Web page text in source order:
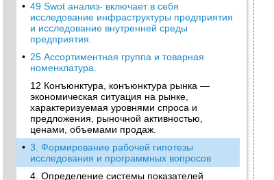
• 49 Swot анализ- включает в себя
исследование инфраструктуры предприятия
и исследование внутренней среды
предприятия.
• 25 Ассортиментная группа и товарная
номенклатура.
12 Конъюнктура, конъюнктура рынка —
экономическая ситуация на рынке,
характеризуемая уровнями спроса и
предложения, рыночной активностью,
ценами, объемами продаж.
• 3. Формирование рабочей гипотезы
исследования и программных вопросов
4. Определение системы показателей